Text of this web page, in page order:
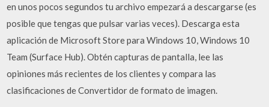
en unos pocos segundos tu archivo empezará a descargarse (es
posible que tengas que pulsar varias veces). Descarga esta
aplicación de Microsoft Store para Windows 10, Windows 10
Team (Surface Hub). Obtén capturas de pantalla, lee las
opiniones más recientes de los clientes y compara las
clasificaciones de Convertidor de formato de imagen.